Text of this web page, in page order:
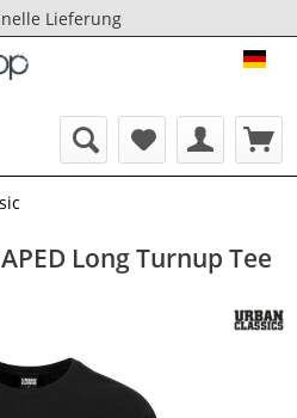
Lieferung
Long Turnup Tee